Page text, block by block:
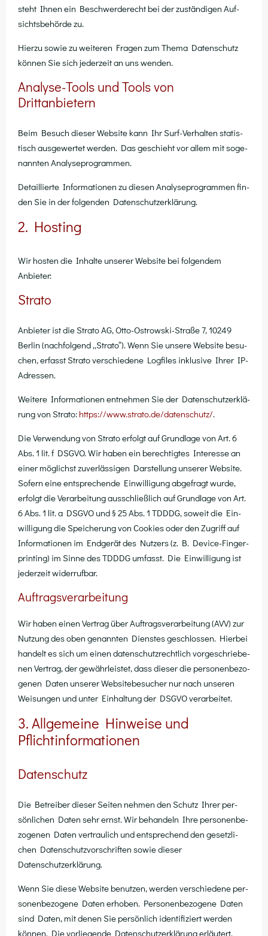
steht Ihnen ein Beschwer­de­recht bei der zustän­di­gen Auf­
sichts­be­hör­de zu.
Hier­zu sowie zu wei­te­ren Fra­gen zum The­ma Daten­schutz
kön­nen Sie sich jeder­zeit an uns wenden.
Analyse-Tools und Tools von
Drittanbietern
Beim Besuch die­ser Web­site kann Ihr Surf-Ver­hal­ten sta­tis­
tisch aus­ge­wer­tet wer­den. Das geschieht vor allem mit soge­
nann­ten Analyseprogrammen.
Detail­lier­te Infor­ma­tio­nen zu die­sen Ana­ly­se­pro­gram­men fin­
den Sie in der fol­gen­den Datenschutzerklärung.
2. Hosting
Wir hos­ten die Inhal­te unse­rer Web­site bei fol­gen­dem
Anbieter:
Strato
Anbie­ter ist die Stra­to AG, Otto-Ost­row­ski-Stra­ße 7, 10249
Ber­lin (nach­fol­gend „Stra­to“). Wenn Sie unse­re Web­site besu­
chen, erfasst Stra­to ver­schie­de­ne Log­files inklu­si­ve Ihrer IP-
Adressen.
Wei­te­re Infor­ma­tio­nen ent­neh­men Sie der Daten­schutz­er­klä­
rung von Stra­to: https://​www​.stra​to​.de/​d​a​t​e​n​s​c​h​u​tz/.
Die Ver­wen­dung von Stra­to erfolgt auf Grund­la­ge von Art. 6
Abs. 1 lit. f DSGVO. Wir haben ein berech­tig­tes Inter­es­se an
einer mög­lichst zuver­läs­si­gen Dar­stel­lung unse­rer Web­site.
Sofern eine ent­spre­chen­de Ein­wil­li­gung abge­fragt wur­de,
erfolgt die Ver­ar­bei­tung aus­schließ­lich auf Grund­la­ge von Art.
6 Abs. 1 lit. a DSGVO und § 25 Abs. 1 TDDDG, soweit die Ein­
wil­li­gung die Spei­che­rung von Coo­kies oder den Zugriff auf
Infor­ma­tio­nen im End­ge­rät des Nut­zers (z. B. Device-Fin­ger­
prin­ting) im Sin­ne des TDDDG umfasst. Die Ein­wil­li­gung ist
jeder­zeit widerrufbar.
Auftragsverarbeitung
Wir haben einen Ver­trag über Auf­trags­ver­ar­bei­tung (AVV) zur
Nut­zung des oben genann­ten Diens­tes geschlos­sen. Hier­bei
han­delt es sich um einen daten­schutz­recht­lich vor­ge­schrie­be­
nen Ver­trag, der gewähr­leis­tet, dass die­ser die per­so­nen­be­zo­
ge­nen Daten unse­rer Web­site­be­su­cher nur nach unse­ren
Wei­sun­gen und unter Ein­hal­tung der DSGVO verarbeitet.
3. Allgemeine Hinweise und
Pflichtinformationen
Datenschutz
Die Betrei­ber die­ser Sei­ten neh­men den Schutz Ihrer per­
sön­li­chen Daten sehr ernst. Wir behan­deln Ihre per­so­nen­be­
zo­ge­nen Daten ver­trau­lich und ent­spre­chend den gesetz­li­
chen Daten­schutz­vor­schrif­ten sowie die­ser
Datenschutzerklärung.
Wenn Sie die­se Web­site benut­zen, wer­den ver­schie­de­ne per­
so­nen­be­zo­ge­ne Daten erho­ben. Per­so­nen­be­zo­ge­ne Daten
sind Daten, mit denen Sie per­sön­lich iden­ti­fi­ziert wer­den
kön­nen. Die vor­lie­gen­de Daten­schutz­er­klä­rung erläu­tert,